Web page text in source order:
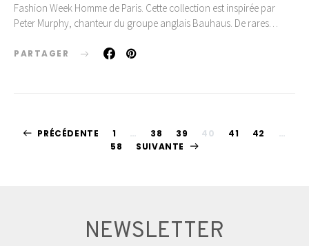
Fashion Week Homme de Paris. Cette collection est inspirée par
Peter Murphy, chanteur du groupe anglais Bauhaus. De rares…
PARTAGER
Pagination
PRÉCÉDENTE 1 … 38 39 40 41 42
…
58
SUIVANTE
NEWSLETTER